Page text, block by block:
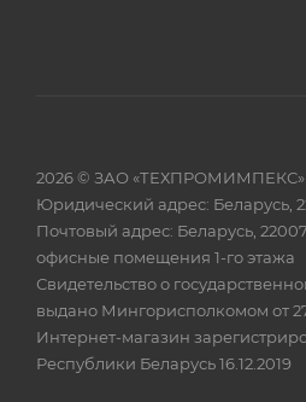
2026 © ЗАО «ТЕХПРОМИМПЕКС»
Юридический адрес: Беларусь,
Почтовый адрес: Беларусь,
офисные помещения 1-го этажа
Свидетельство о
выдано Мингорисполкомом от
Интернет-магазин
Республики Беларусь 16.12.2019